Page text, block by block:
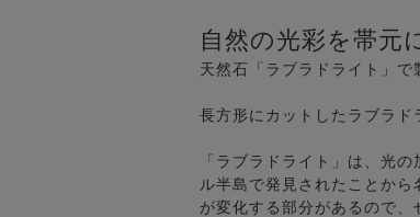
自然の光彩を帯元
天然石「ラブラドライト」で
長方形にカットしたラブラド
「ラブラドライト」は、光
ル半島で発見されたことか
が変化する部分があるので